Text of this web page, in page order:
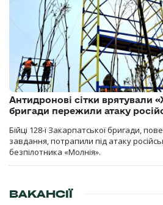
Антидронові сітки врятували
бригади пережили атаку
Бійці 128-ї Закарпатської бригади,
завдання, потрапили під атаку
безпілотника «Молнія».
ВАКАНСІЇ